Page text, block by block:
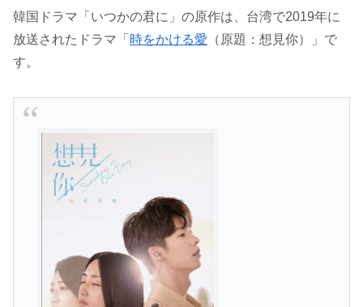
韓国ドラマ「いつかの君に」の原作は、台湾で2019年に
放送されたドラマ「 時をかける愛 （原題：想見你）」で
す。